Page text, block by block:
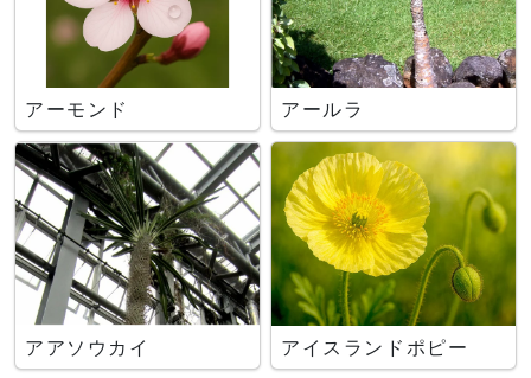
アーモンド アールラ
アアソウカイ アイスランドポピー